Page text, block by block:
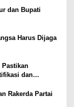
dan Bupati
Harus Dijaga
dan
Rakerda Partai